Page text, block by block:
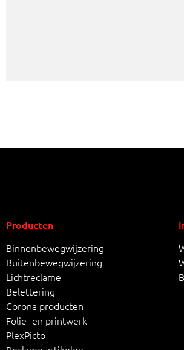
Producten
Binnenbewegwijzering
Buitenbewegwijzering
Lichtreclame
Belettering
Corona producten
Folie- en printwerk
PlexPicto